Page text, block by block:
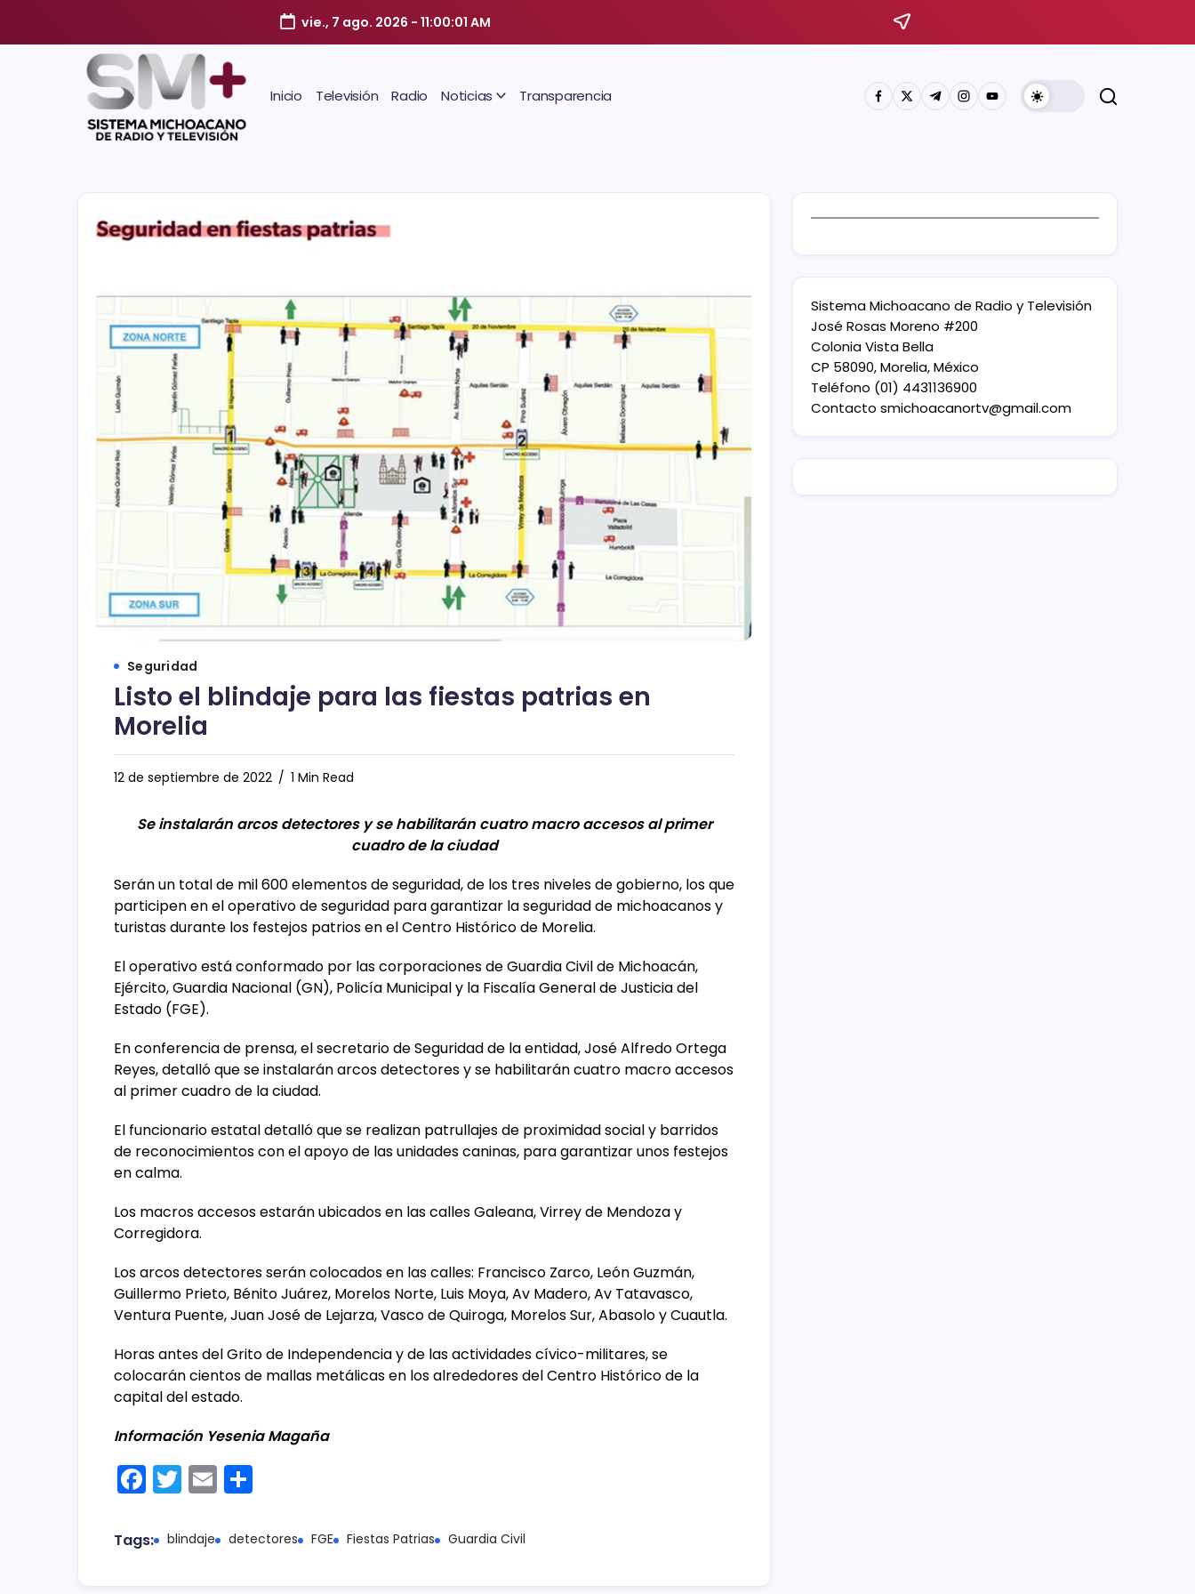
vie., 7 ago. 2026 - 11:00:01 AM
Inicio Televisión Radio Noticias Transparencia
Seguridad
Listo el blindaje para las fiestas patrias en
Morelia
12 de septiembre de 2022 1 Min Read
Se instalarán arcos detectores y se habilitarán cuatro macro accesos al primer
cuadro de la ciudad
Serán un total de mil 600 elementos de seguridad, de los tres niveles de gobierno, los que
participen en el operativo de seguridad para garantizar la seguridad de michoacanos y
turistas durante los festejos patrios en el Centro Histórico de Morelia.
El operativo está conformado por las corporaciones de Guardia Civil de Michoacán,
Ejército, Guardia Nacional (GN), Policía Municipal y la Fiscalía General de Justicia del
Estado (FGE).
En conferencia de prensa, el secretario de Seguridad de la entidad, José Alfredo Ortega
Reyes, detalló que se instalarán arcos detectores y se habilitarán cuatro macro accesos
al primer cuadro de la ciudad.
El funcionario estatal detalló que se realizan patrullajes de proximidad social y barridos
de reconocimientos con el apoyo de las unidades caninas, para garantizar unos festejos
en calma.
Los macros accesos estarán ubicados en las calles Galeana, Virrey de Mendoza y
Corregidora.
Los arcos detectores serán colocados en las calles: Francisco Zarco, León Guzmán,
Guillermo Prieto, Bénito Juárez, Morelos Norte, Luis Moya, Av Madero, Av Tatavasco,
Ventura Puente, Juan José de Lejarza, Vasco de Quiroga, Morelos Sur, Abasolo y Cuautla.
Horas antes del Grito de Independencia y de las actividades cívico-militares, se
colocarán cientos de mallas metálicas en los alrededores del Centro Histórico de la
capital del estado.
Información Yesenia Magaña
F
c
T
itt
E
ai m
Tags: blindaje detectores FGE Fiestas Patrias Guardia Civil
Sistema Michoacano de Radio y Televisión
José Rosas Moreno #200
Colonia Vista Bella
CP 58090, Morelia, México
Teléfono (01) 4431136900
Contacto smichoacanortv@gmail.com